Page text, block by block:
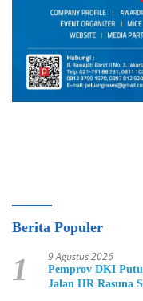
Berita Populer
1 9 Agustus 2026
Pemprov DKI
Jalan HR Rasuna